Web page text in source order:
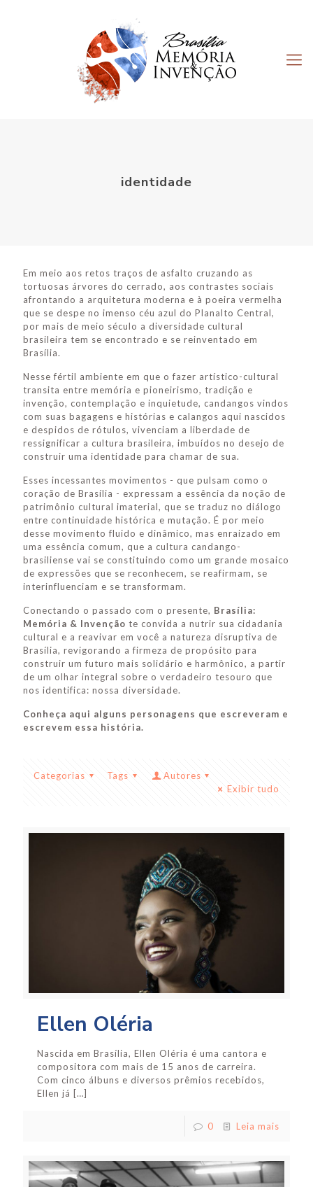
identidade
Em meio aos retos traços de asfalto cruzando as
tortuosas árvores do cerrado, aos contrastes sociais
afrontando a arquitetura moderna e à poeira vermelha
que se despe no imenso céu azul do Planalto Central,
por mais de meio século a diversidade cultural
brasileira tem se encontrado e se reinventado em
Brasília.
Nesse fértil ambiente em que o fazer artístico-cultural
transita entre memória e pioneirismo, tradição e
invenção, contemplação e inquietude, candangos vindos
com suas bagagens e histórias e calangos aqui nascidos
e despidos de rótulos, vivenciam a liberdade de
ressignificar a cultura brasileira, imbuídos no desejo de
construir uma identidade para chamar de sua.
Esses incessantes movimentos - que pulsam como o
coração de Brasília - expressam a essência da noção de
patrimônio cultural imaterial, que se traduz no diálogo
entre continuidade histórica e mutação. É por meio
desse movimento fluido e dinâmico, mas enraizado em
uma essência comum, que a cultura candango-
brasiliense vai se constituindo como um grande mosaico
de expressões que se reconhecem, se reafirmam, se
interinfluenciam e se transformam.
Conectando o passado com o presente, Brasília:
Memória & Invenção te convida a nutrir sua cidadania
cultural e a reavivar em você a natureza disruptiva de
Brasília, revigorando a firmeza de propósito para
construir um futuro mais solidário e harmônico, a partir
de um olhar integral sobre o verdadeiro tesouro que
nos identifica: nossa diversidade.
Conheça aqui alguns personagens que escreveram e
escrevem essa história.
Categorias Tags
Autores
Exibir tudo
Ellen Oléria
Nascida em Brasília, Ellen Oléria é uma cantora e
compositora com mais de 15 anos de carreira.
Com cinco álbuns e diversos prêmios recebidos,
Ellen já […]
0 Leia mais